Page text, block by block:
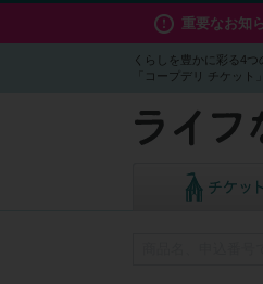
重要なお知
くらしを豊かに彩る4つ
「コープデリ チケッ